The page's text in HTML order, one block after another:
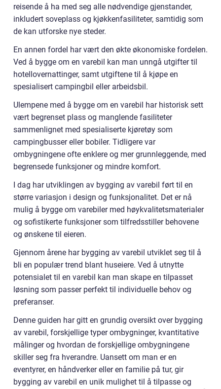
reisende å ha med seg alle nødvendige gjenstander,
inkludert soveplass og kjøkkenfasiliteter, samtidig som
de kan utforske nye steder.
En annen fordel har vært den økte økonomiske fordelen.
Ved å bygge om en varebil kan man unngå utgifter til
hotellovernattinger, samt utgiftene til å kjøpe en
spesialisert campingbil eller arbeidsbil.
Ulempene med å bygge om en varebil har historisk sett
vært begrenset plass og manglende fasiliteter
sammenlignet med spesialiserte kjøretøy som
campingbusser eller bobiler. Tidligere var
ombygningene ofte enklere og mer grunnleggende, med
begrensede funksjoner og mindre komfort.
I dag har utviklingen av bygging av varebil ført til en
større variasjon i design og funksjonalitet. Det er nå
mulig å bygge om varebiler med høykvalitetsmaterialer
og sofistikerte funksjoner som tilfredsstiller behovene
og ønskene til eieren.
Gjennom årene har bygging av varebil utviklet seg til å
bli en populær trend blant huseiere. Ved å utnytte
potensialet til en varebil kan man skape en tilpasset
løsning som passer perfekt til individuelle behov og
preferanser.
Denne guiden har gitt en grundig oversikt over bygging
av varebil, forskjellige typer ombygninger, kvantitative
målinger og hvordan de forskjellige ombygningene
skiller seg fra hverandre. Uansett om man er en
eventyrer, en håndverker eller en familie på tur, gir
bygging av varebil en unik mulighet til å tilpasse og